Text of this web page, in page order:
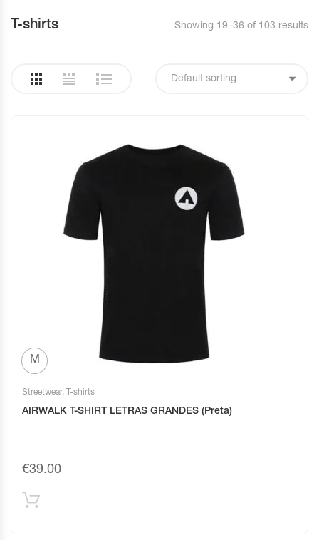
T-shirts Showing 19–36 of 103 results
M
Streetwear, T-shirts
AIRWALK T-SHIRT LETRAS GRANDES (Preta)
€39.00